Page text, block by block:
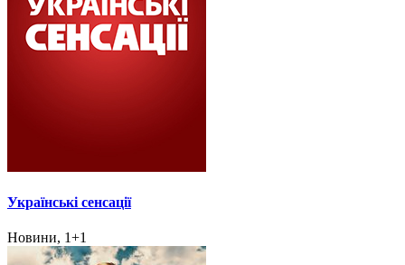
Українські сенсації
Новини, 1+1